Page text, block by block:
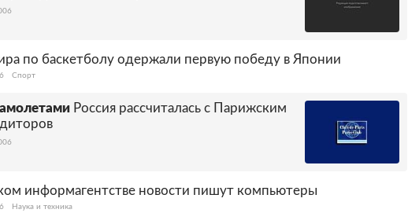
по баскетболу одержали первую победу в Японии
Спорт
Россия рассчиталась с Парижским
информагентстве новости пишут компьютеры
Наука и техника